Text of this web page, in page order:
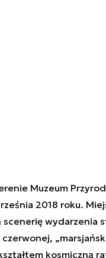
Muzeum
2018 roku.
wydarzenia
kosmiczną